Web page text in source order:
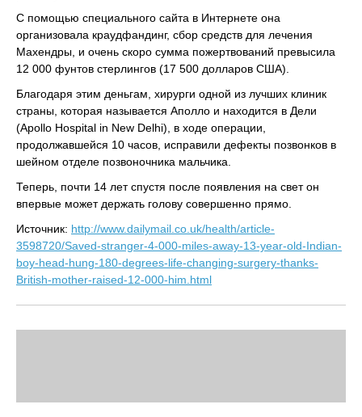
С помощью специального сайта в Интернете она
организовала краудфандинг, сбор средств для лечения
Махендры, и очень скоро сумма пожертвований превысила
12 000 фунтов стерлингов (17 500 долларов США).
Благодаря этим деньгам, хирурги одной из лучших клиник
страны, которая называется Аполло и находится в Дели
(Apollo Hospital in New Delhi), в ходе операции,
продолжавшейся 10 часов, исправили дефекты позвонков в
шейном отделе позвоночника мальчика.
Теперь, почти 14 лет спустя после появления на свет он
впервые может держать голову совершенно прямо.
Источник: http://www.dailymail.co.uk/health/article-
3598720/Saved-stranger-4-000-miles-away-13-year-old-Indian-
boy-head-hung-180-degrees-life-changing-surgery-thanks-
British-mother-raised-12-000-him.html